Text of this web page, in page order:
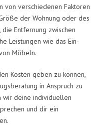
von verschiedenen Faktoren
der Wohnung oder des
Entfernung zwischen
Leistungen wie das Ein-
Möbeln.
Kosten geben zu können,
in Anspruch zu
wir deine individuellen
und dir ein